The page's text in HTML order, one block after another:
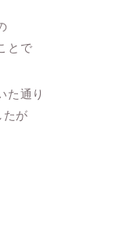
とで
た通り
たが